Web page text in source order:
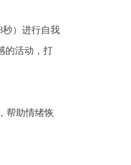
秒）进行自我
的活动，打
帮助情绪恢